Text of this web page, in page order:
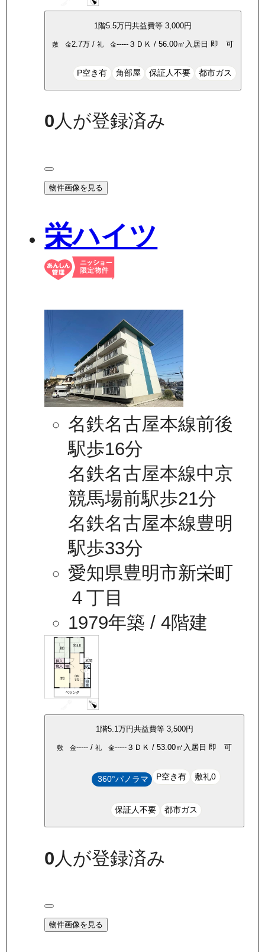
1階5.5万円共益費等 3,000円
敷 金2.7万/ 礼 金-----３ＤＫ / 56.00㎡ 入居日 即 可
P空き有 角部屋 保証人不要 都市ガス
0人が登録済み
物件画像を見る
栄ハイツ
名鉄名古屋本線前後
駅歩16分
名鉄名古屋本線中京
競馬場前駅歩21分
名鉄名古屋本線豊明
駅歩33分
愛知県豊明市新栄町
４丁目
1979年築 / 4階建
1階5.1万円共益費等 3,500円
敷 金----- / 礼 金----- ３ＤＫ / 53.00㎡ 入居日 即 可
360°パノラマ P空き有 敷礼0
保証人不要 都市ガス
0 人が登録済み
物件画像を見る